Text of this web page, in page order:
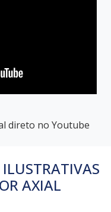
direto no Youtube
AXIAL